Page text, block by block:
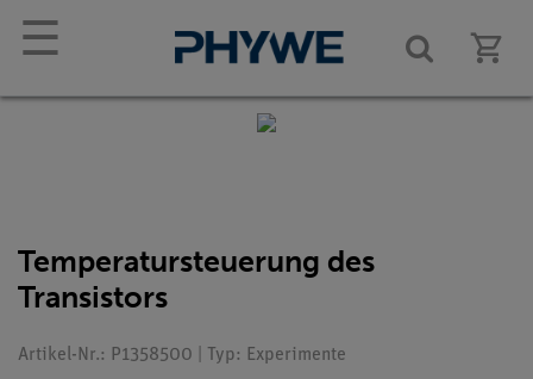
☰
Temperatursteuerung des
Transistors
Artikel-Nr.: P1358500 | Typ: Experimente